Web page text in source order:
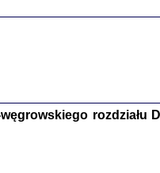
Warszawa
rozdziału